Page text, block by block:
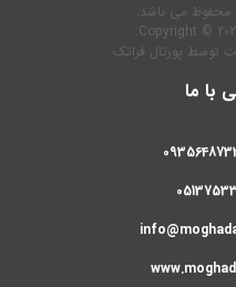
محفوظ می باشد.
Copyright ©
توسط پورتال فراتک
با ما